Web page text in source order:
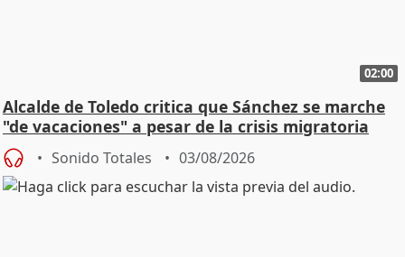
02:00
Alcalde de Toledo critica que Sánchez se marche
"de vacaciones" a pesar de la crisis migratoria
Sonido Totales 03/08/2026